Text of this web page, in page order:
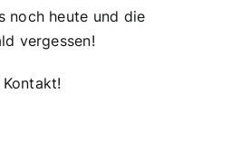
noch heute und die
vergessen!